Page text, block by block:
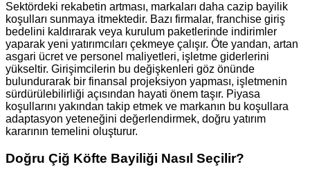
Sektördeki rekabetin artması, markaları daha cazip bayilik
koşulları sunmaya itmektedir. Bazı firmalar, franchise giriş
bedelini kaldırarak veya kurulum paketlerinde indirimler
yaparak yeni yatırımcıları çekmeye çalışır. Öte yandan, artan
asgari ücret ve personel maliyetleri, işletme giderlerini
yükseltir. Girişimcilerin bu değişkenleri göz önünde
bulundurarak bir finansal projeksiyon yapması, işletmenin
sürdürülebilirliği açısından hayati önem taşır. Piyasa
koşullarını yakından takip etmek ve markanın bu koşullara
adaptasyon yeteneğini değerlendirmek, doğru yatırım
kararının temelini oluşturur.
Doğru Çiğ Köfte Bayiliği Nasıl Seçilir?